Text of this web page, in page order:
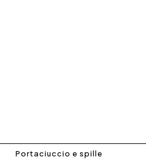
Portaciuccio e spille